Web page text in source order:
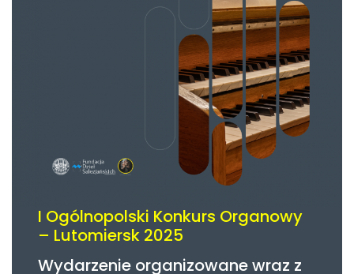
I Ogólnopolski Konkurs Organowy
– Lutomiersk 2025
Wydarzenie organizowane wraz z